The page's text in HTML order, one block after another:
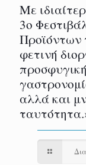
Με
3ο
φετινή
αλλά και